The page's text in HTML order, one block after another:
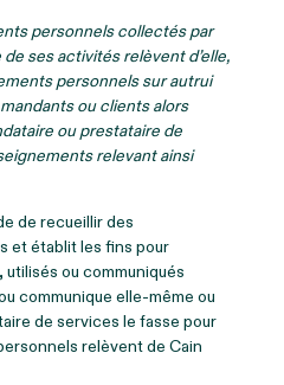
personnels collectés par
ses activités relèvent d’elle,
personnels sur autrui
ou clients alors
ou prestataire de
relevant ainsi
de recueillir des
et établit les fins pour
ou communiqués
communique elle-même ou
de services le fasse pour
relèvent de Cain